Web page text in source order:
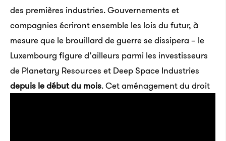
des premières industries. Gouvernements et
compagnies écriront ensemble les lois du futur, à
mesure que le brouillard de guerre se dissipera – le
Luxembourg figure d’ailleurs parmi les investisseurs
de Planetary Resources et Deep Space Industries
depuis le début du mois.Cet aménagement du droit